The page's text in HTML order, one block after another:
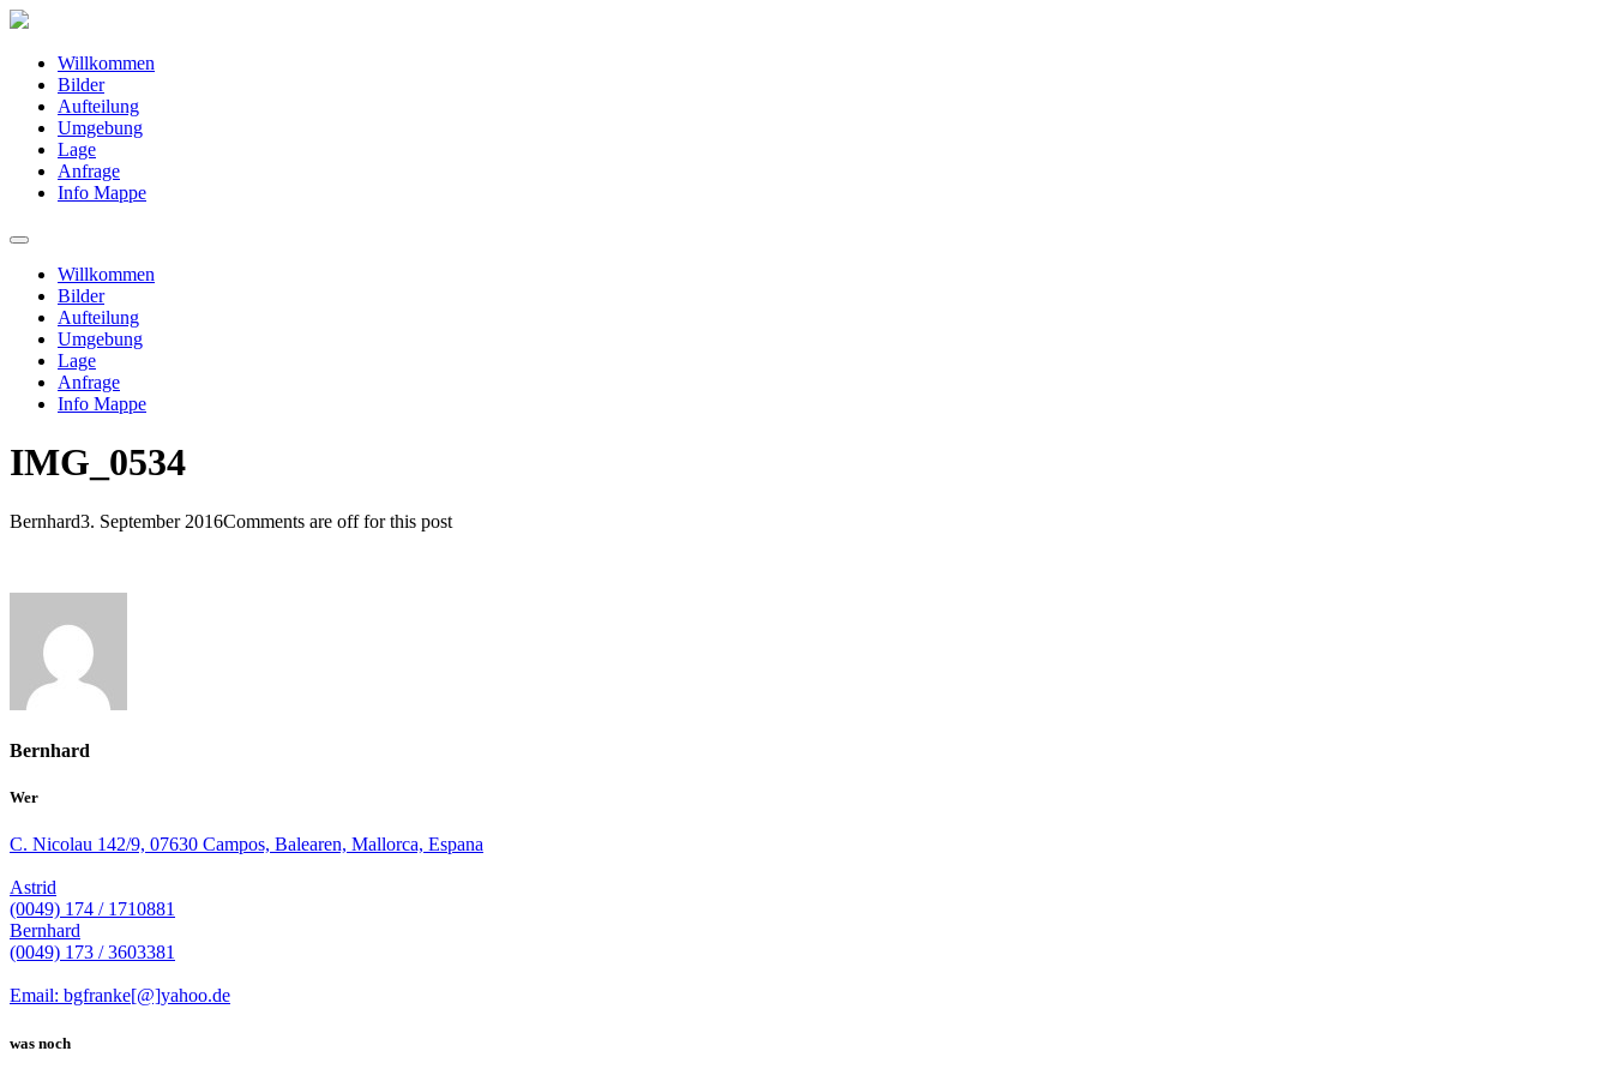
Willkommen
Bilder
Aufteilung
Umgebung
Lage
Anfrage
Info Mappe
Willkommen
Bilder
Aufteilung
Umgebung
Lage
Anfrage
Info Mappe
IMG_0534
Bernhard3. September 2016Comments are off for this post
Bernhard
Wer
C. Nicolau 142/9, 07630 Campos, Balearen, Mallorca, Espana
Astrid
(0049) 174 / 1710881
Bernhard
(0049) 173 / 3603381
Email: bgfranke[@]yahoo.de
was noch